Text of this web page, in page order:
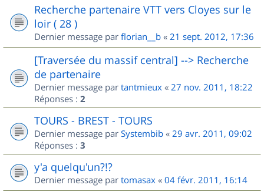
Recherche partenaire VTT vers Cloyes sur le
loir ( 28 )
Dernier message par florian__b « 21 sept. 2012, 17:36
[Traversée du massif central] --> Recherche
de partenaire
Dernier message par tantmieux « 27 nov. 2011, 18:22
Réponses : 2
TOURS - BREST - TOURS
Dernier message par Systembib « 29 avr. 2011, 09:02
Réponses : 3
y'a quelqu'un?!?
Dernier message par tomasax « 04 févr. 2011, 16:14